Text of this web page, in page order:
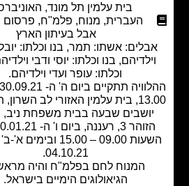
בית עלמין תל מונד,האוניברסיטה
העברית,מנוח,פלמ"ח,פרסום מודעת
אבל בעיתון הארץ
אשתו: תמר, בנו וכלתו: יובל וגליה
בנו וכלתו: יוסי ודבי וילדיהם, בנו
וכלתו: עופר ועדי וילדיהם.
ההלוויה תתקיים ביום ה' ה- 30.09.21, בשעה
שבעה בבית משפחת ניב, רחוב
הזוהר 3, רעננה, ביום ו' ה- 10.01.21, בין
השעות 09.00 – 15.00 ובימים א'-ב' ה- 03-
04.10.21.
המנוח לחם בפלמ"ח והיה מראשוני
הגיאולוגים הימיים בישראל.